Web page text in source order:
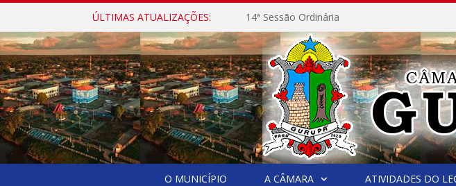
ÚLTIMAS ATUALIZAÇÕES: 14ª Sessão Ordinária
O MUNICÍPIO A CÂMARA ATIVIDADES DO